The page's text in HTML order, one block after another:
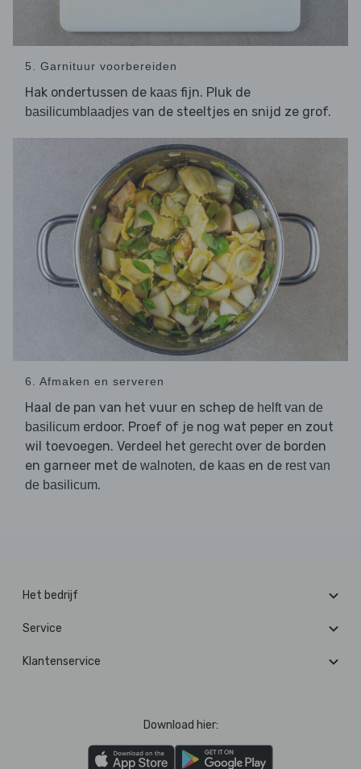
5. Garnituur voorbereiden
Hak ondertussen de kaas fijn. Pluk de
basilicumblaadjes van de steeltjes en snijd ze grof.
6. Afmaken en serveren
Haal de pan van het vuur en schep de helft van de
basilicum erdoor. Proef of je nog wat peper en zout
wil toevoegen. Verdeel het gerechtover de borden
en garneer met de walnoten, de kaas en de rest van
de basilicum.
Het bedrijf
Service
Klantenservice
Download hier: